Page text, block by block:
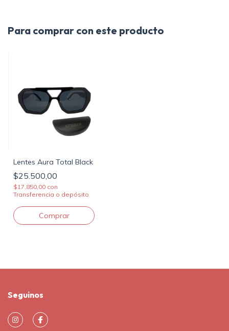
Para comprar con este producto
Lentes Aura Total Black
$25.500,00
$17.850,00 con
Transferencia o depósito
Seguinos